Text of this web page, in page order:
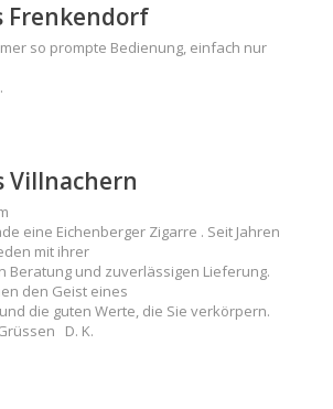
Frenkendorf
so prompte Bedienung, einfach nur
Villnachern
eine Eichenberger Zigarre . Seit Jahren
mit ihrer
Beratung und zuverlässigen Lieferung.
den Geist eines
die guten Werte, die Sie verkörpern.
D. K.